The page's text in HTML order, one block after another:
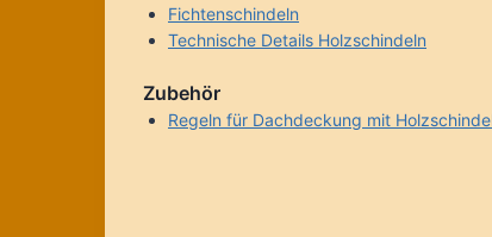
Fichtenschindeln
Technische Details Holzschindeln
Zubehör
Regeln für Dachdeckung mit